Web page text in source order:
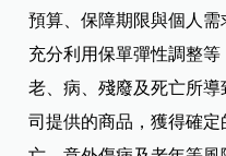
預算、保障期限與個人
充分利用保單彈性調整等
老、病、殘廢及死亡所
司提供的商品，獲得確